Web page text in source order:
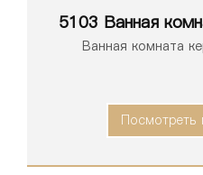
5103 Ванная
Ванная комната
Посмотреть